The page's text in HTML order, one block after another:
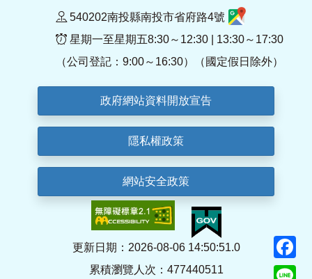
540202南投縣南投市省府路4號
星期一至星期五8:30～12:30 | 13:30～17:30
（公司登記：9:00～16:30）（國定假日除外）
政府網站資料開放宣告
隱私權政策
網站安全政策
更新日期：2026-08-06 14:50:51.0
累積瀏覽人次：477440511